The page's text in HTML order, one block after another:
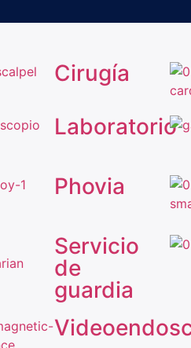
Cirugía
Laboratorio
Phovia
Servicio
de
guardia